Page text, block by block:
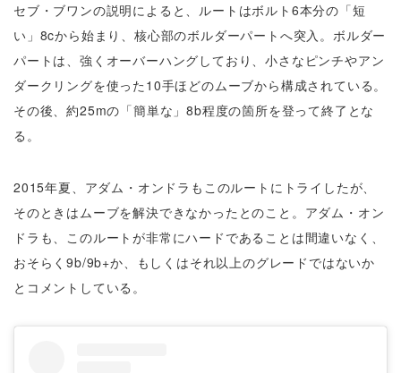
セブ・ブワンの説明によると、ルートはボルト6本分の「短
い」8cから始まり、核心部のボルダーパートへ突入。ボルダー
パートは、強くオーバーハングしており、小さなピンチやアン
ダークリングを使った10手ほどのムーブから構成されている。
その後、約25mの「簡単な」8b程度の箇所を登って終了とな
る。
2015年夏、アダム・オンドラもこのルートにトライしたが、
そのときはムーブを解決できなかったとのこと。アダム・オン
ドラも、このルートが非常にハードであることは間違いなく、
おそらく9b/9b+か、もしくはそれ以上のグレードではないか
とコメントしている。